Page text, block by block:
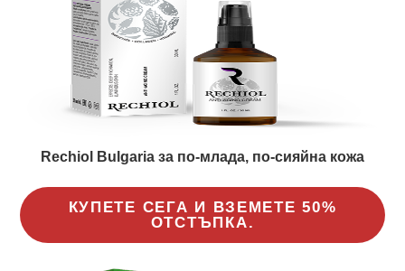
Rechiol Bulgaria за по-млада, по-сияйна кожа
КУПЕТЕ СЕГА И ВЗЕМЕТЕ 50%
ОТСТЪПКА.